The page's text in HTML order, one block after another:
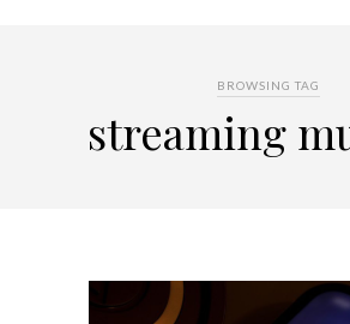
BROWSING TAG
streaming